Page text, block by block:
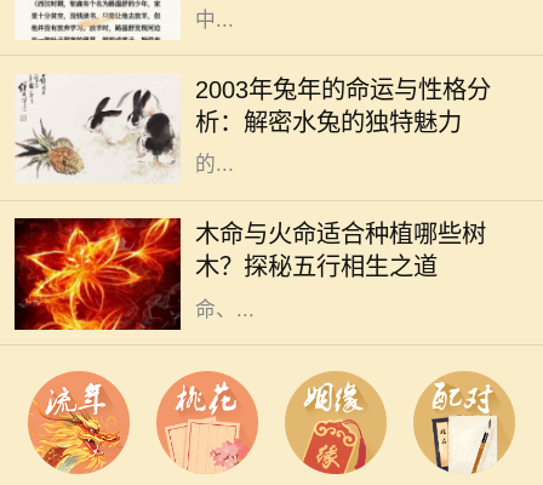
中...
2003年兔年的命运与性格分
析：解密水兔的独特魅力
2003年是农历的兔年，而根据中国五
行命理学，这一年出生的人属于“水
兔”。水兔的特性受水的影响，个性
温和、灵活多变，给人一种温润如玉
的...
木命与火命适合种植哪些树
木？探秘五行相生之道
木命和火命是中国五行学说中的两个
重要概念，它们不仅影响着一个人的
性格与命运，还与植物的选择息息相
关。在中华文化中，树木代表着生
命、...